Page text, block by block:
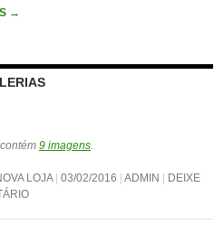
→
9 imagens
LOJA 03/02/2016 ADMIN
DEIXE